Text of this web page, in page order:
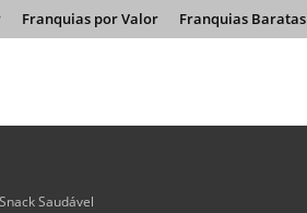
Franquias por Valor Franquias Baratas
Snack Saudável